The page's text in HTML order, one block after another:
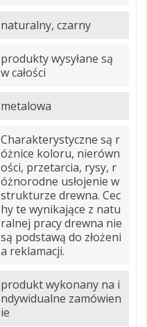
naturalny, czarny
produkty wysyłane są
w całości
metalowa
Charakterystyczne są r
óżnice koloru, nierówn
ości, przetarcia, rysy, r
óżnorodne usłojenie w
strukturze drewna. Cec
hy te wynikające z natu
ralnej pracy drewna nie
są podstawą do złożeni
a reklamacji.
produkt wykonany na i
ndywidualne zamówien
ie